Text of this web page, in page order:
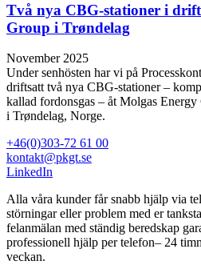
Två nya CBG-stationer i
Group i Trøndelag
November 2025
Under senhösten har vi på
driftsatt två nya CBG‑stationer –
kallad fordonsgas – åt Molgas
i Trøndelag, Norge.
+46(0)303-72 61 00
kontakt@pkgt.se
LinkedIn
Alla våra kunder får snabb hjälp via
störningar eller problem med er
felanmälan med ständig beredskap
professionell hjälp per telefon– 24
veckan.